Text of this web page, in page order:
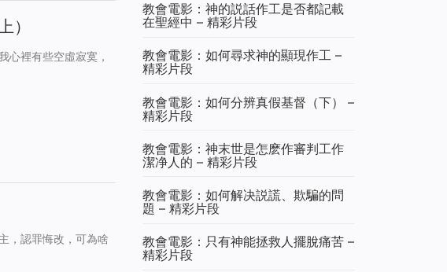
）
心裡有些空虛寂寞，
，認罪悔改，可為啥
教會電影：神的説話作工是否都記載
在聖經中 – 精彩片段
教會電影：如何尋求神的顯現作工 –
精彩片段
教會電影：如何分辨真假基督（下） –
精彩片段
教會電影：神末世是怎麽作審判工作
潔净人的 – 精彩片段
教會電影：如何解决説謊、欺騙的問
題 – 精彩片段
教會電影：只有神能拯救人擺脫痛苦 –
精彩片段